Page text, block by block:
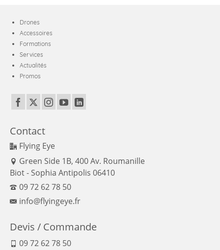
Drones
Accessoires
Formations
Services
Actualités
Promos
Contact
Flying Eye
Green Side 1B, 400 Av. Roumanille
Biot - Sophia Antipolis 06410
09 72 62 78 50
info@flyingeye.fr
Devis / Commande
09 72 62 78 50